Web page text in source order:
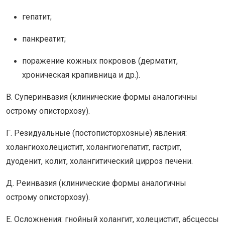
гепатит;
панкреатит;
поражение кожных покровов (дерматит,
хроническая крапивница и др.).
В. Суперинвазия (клинические формы аналогичны
острому описторхозу).
Г. Резидуальные (постописторхозные) явления:
холангиохолецистит, холангиогепатит, гастрит,
дуоденит, колит, холангитический цирроз печени.
Д. Реинвазия (клинические формы аналогичны
острому описторхозу).
Е. Осложнения: гнойный холангит, холецистит, абсцессы